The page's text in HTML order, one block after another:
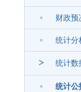
财政预
统计分
> 统计数
统计公